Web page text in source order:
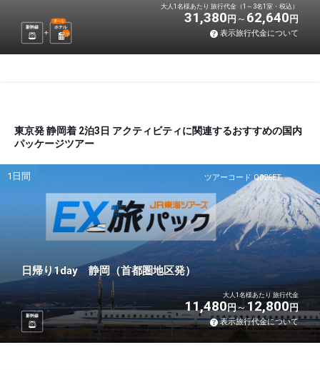
新幹線 ホテル
選べる
2泊
大人1名様あたり 旅行代金（1～3名1室・税込）
31,380 円 62,640 円
表示旅行代金について
東京発 静岡着 2泊3日 アクティビティに関連するおすすめの国内
パッケージツアー
ツアーコード Q026ET
1日間
日帰り1day 静岡（首都圏地区発）
新幹線
大人1名様あたり 旅行代金
11,480円 12,800円
表示旅行代金について